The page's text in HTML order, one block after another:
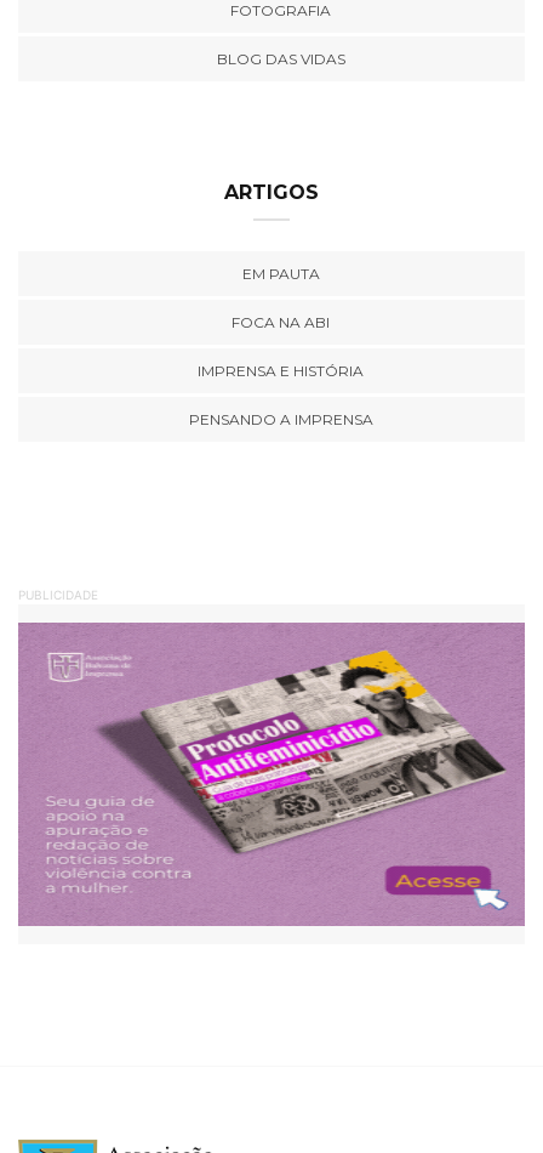
FOTOGRAFIA
BLOG DAS VIDAS
ARTIGOS
EM PAUTA
FOCA NA ABI
IMPRENSA E HISTÓRIA
PENSANDO A IMPRENSA
PUBLICIDADE